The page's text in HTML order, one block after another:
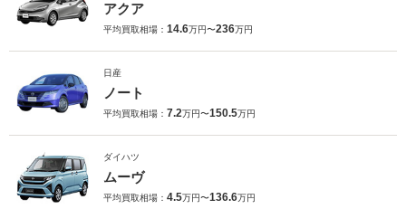
アクア
平均買取相場： 14.6万円〜236万円
日産
ノート
平均買取相場： 7.2万円〜150.5万円
ダイハツ
ムーヴ
平均買取相場： 4.5万円〜136.6万円